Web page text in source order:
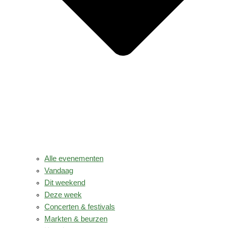
Alle evenementen
Vandaag
Dit weekend
Deze week
Concerten & festivals
Markten & beurzen